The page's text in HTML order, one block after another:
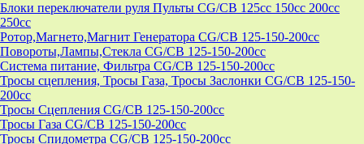
Блоки переключатели руля Пульты CG/CB 125cc 150cc 200cc
250cc
Ротор,Магнето,Магнит Генератора CG/CB 125-150-200cc
Повороты,Лампы,Стекла CG/CB 125-150-200cc
Система питание, Фильтра CG/CB 125-150-200cc
Тросы сцепления, Тросы Газа, Тросы Заслонки CG/CB 125-150-
200cc
Тросы Сцепления CG/CB 125-150-200cc
Тросы Газа CG/CB 125-150-200cc
Тросы Спидометра CG/CB 125-150-200cc